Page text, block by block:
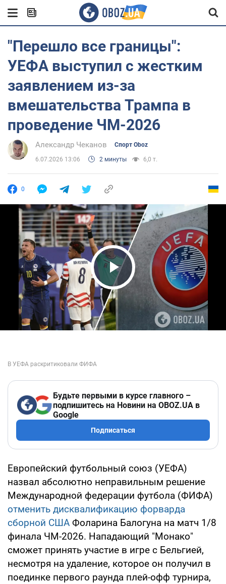
"Перешло все границы":
УЕФА выступил с жестким
заявлением из-за
вмешательства Трампа в
проведение ЧМ-2026
Александр Чеканов Спорт Oboz
6.07.2026 13:06 2 минуты 6,0 т.
0
Play Video
Будьте первыми в курсе главного –
подпишитесь на Новини на OBOZ.UA в
Google
Подписаться
Европейский футбольный союз (УЕФА)
назвал абсолютно неправильным решение
Международной федерации футбола (ФИФА)
отменить дисквалификацию форварда
сборной США Фоларина Балогуна на матч 1/8
финала ЧМ-2026. Нападающий "Монако"
сможет принять участие в игре с Бельгией,
несмотря на удаление, которое он получил в
поединке первого раунда плей-офф турнира,